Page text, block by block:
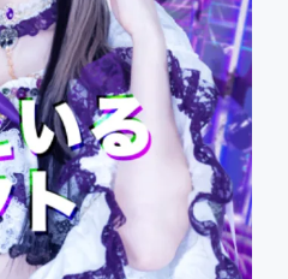
ビューテ
for Social Good
CAMPFIRE
ふるさと納税
machi-yaコミュニ